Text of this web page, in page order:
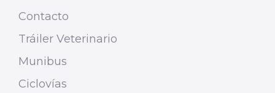
Contacto
Tráiler Veterinario
Munibus
Ciclovías